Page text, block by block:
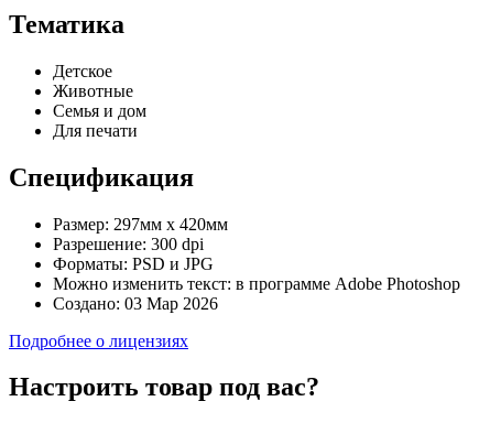
Тематика
Детское
Животные
Семья и дом
Для печати
Спецификация
Размер: 297мм х 420мм
Разрешение: 300 dpi
Форматы: PSD и JPG
Можно изменить текст: в программе Adobe Photoshop
Создано: 03 Мар 2026
Подробнее о лицензиях
Настроить товар под вас?